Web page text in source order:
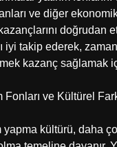
ve diğer
kazançlarını doğrudan
iyi takip ederek,
kazanç sağlamak
Fonları ve Kültürel
yapma kültürü, daha